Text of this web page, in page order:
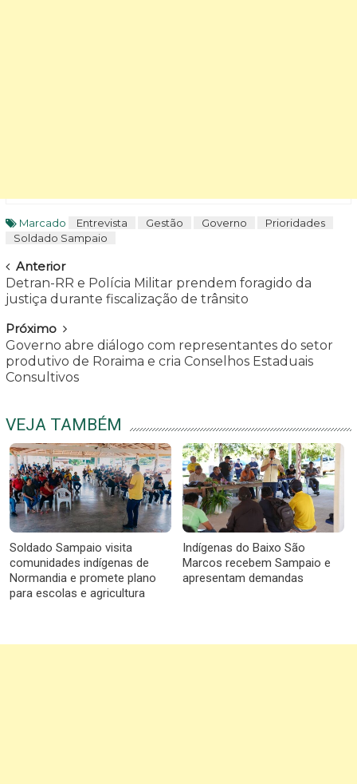
Marcado Entrevista Gestão Governo
Prioridades
Soldado Sampaio
Navegar
Anterior
Detran-RR e Polícia Militar prendem foragido da
justiça durante fiscalização de trânsito
Próximo
Governo abre diálogo com representantes do setor
produtivo de Roraima e cria Conselhos Estaduais
Consultivos
VEJA TAMBÉM
Soldado Sampaio visita
comunidades indígenas de
Normandia e promete plano
para escolas e agricultura
Indígenas do Baixo São
Marcos recebem Sampaio e
apresentam demandas